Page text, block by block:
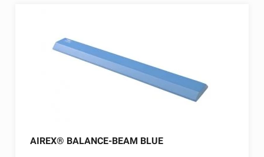
AIREX® BALANCE-BEAM BLUE